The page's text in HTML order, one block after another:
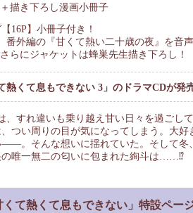
描き下ろし漫画小冊子
16P】小冊子付き！
番外編の『甘くて熱い二十歳の夜』を音声
らにジャケットは蜂巣先生描き下ろし！
熱くて息もできない 3」のドラマCDが発
、すれ違いも乗り越え甘い日々を過ごし
つい周りの目が気になってしまう。大
。そんな想いに揺れていた。そして冬
の唯一無二の匂いに包まれた絢斗は……⁉
くて熱くて息もできない」特設ペー